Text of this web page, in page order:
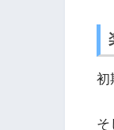
初
そ